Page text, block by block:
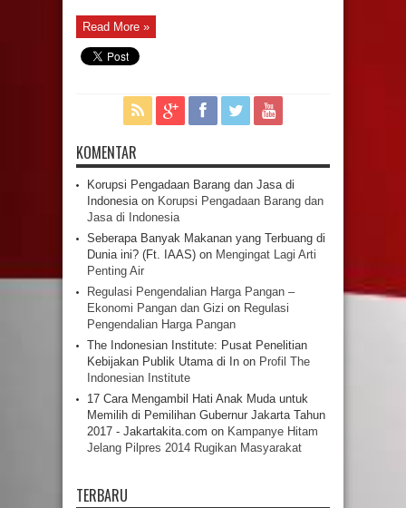
Read More »
KOMENTAR
Korupsi Pengadaan Barang dan Jasa di
Indonesiaon Korupsi Pengadaan Barang dan
Jasa di Indonesia
Seberapa Banyak Makanan yang Terbuang di
Dunia ini? (Ft. IAAS) on Mengingat Lagi Arti
Penting Air
Regulasi Pengendalian Harga Pangan –
Ekonomi Pangan dan Gizi on Regulasi
Pengendalian Harga Pangan
The Indonesian Institute: Pusat Penelitian
Kebijakan Publik Utama di In on Profil The
Indonesian Institute
17 Cara Mengambil Hati Anak Muda untuk
Memilih di Pemilihan Gubernur Jakarta Tahun
2017 - Jakartakita.com on Kampanye Hitam
Jelang Pilpres 2014 Rugikan Masyarakat
TERBARU